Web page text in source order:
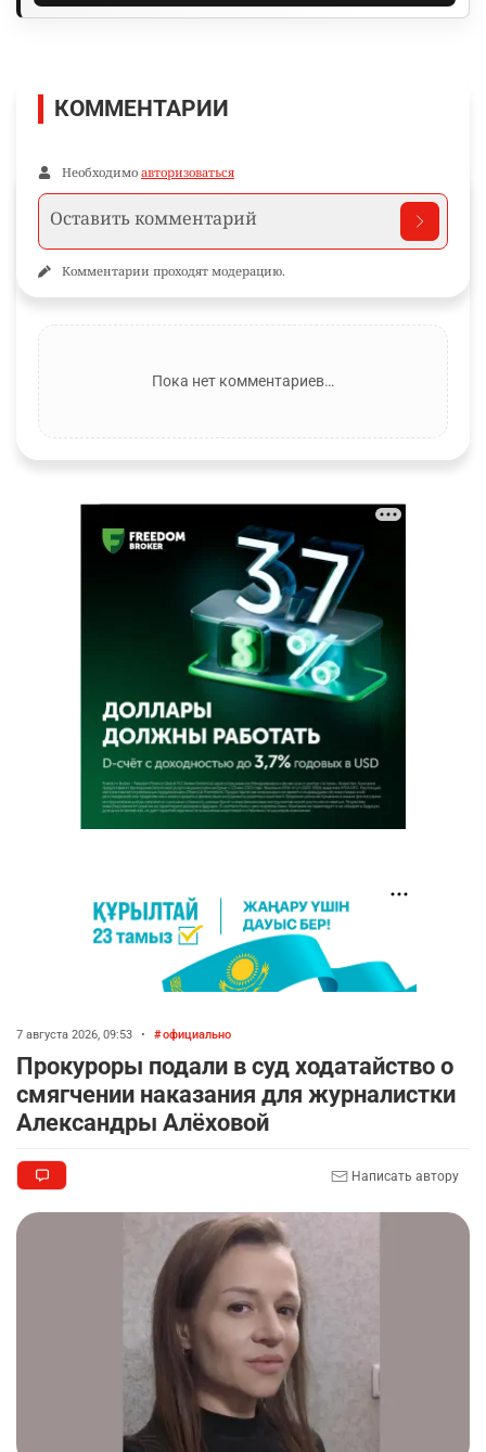
КОММЕНТАРИИ
Необходимо авторизоваться
Комментарии проходят модерацию.
Пока нет комментариев…
7 августа 2026, 09:53 • официально
Прокуроры подали в суд ходатайство о
смягчении наказания для журналистки
Александры Алёховой
Написать автору